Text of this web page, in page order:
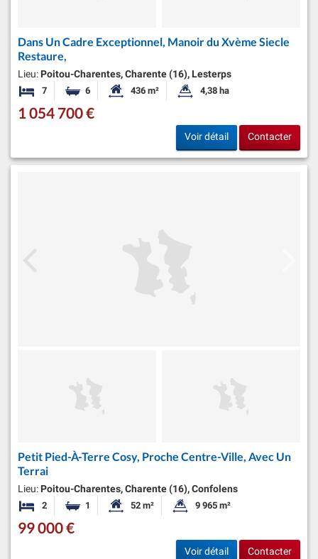
Dans Un Cadre Exceptionnel, Manoir du Xvème Siecle
Restaure,
Lieu: Poitou-Charentes, Charente (16), Lesterps
7 Chambres
6 Salles de bainsSurface habitable:
436 m² Superficie du terrain:
4,38 ha
1 054 700 €
Voir détail Contacter
Petit Pied-À-Terre Cosy, Proche Centre-Ville, Avec Un
Terrai
Lieu: Poitou-Charentes, Charente (16), Confolens
2 Chambres1 Salle de bainSurface habitable:
52 m² Superficie du terrain:
9 965 m²
99 000 €
Voir détail Contacter